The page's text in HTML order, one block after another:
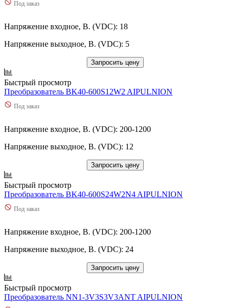
Под заказ
Напряжение входное, В. (VDC): 18
Напряжение выходное, В. (VDC): 5
Запросить цену
Быстрый просмотр
Преобразователь BK40-600S12W2 AIPULNION
Под заказ
Напряжение входное, В. (VDC): 200-1200
Напряжение выходное, В. (VDC): 12
Запросить цену
Быстрый просмотр
Преобразователь BK40-600S24W2N4 AIPULNION
Под заказ
Напряжение входное, В. (VDC): 200-1200
Напряжение выходное, В. (VDC): 24
Запросить цену
Быстрый просмотр
Преобразователь NN1-3V3S3V3ANT AIPULNION